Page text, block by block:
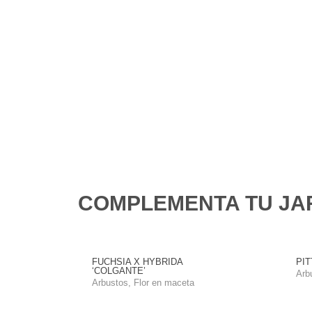
COMPLEMENTA TU
Arbustos Flor en maceta
FUCHSIA X HYBRIDA
‘COLGANTE’